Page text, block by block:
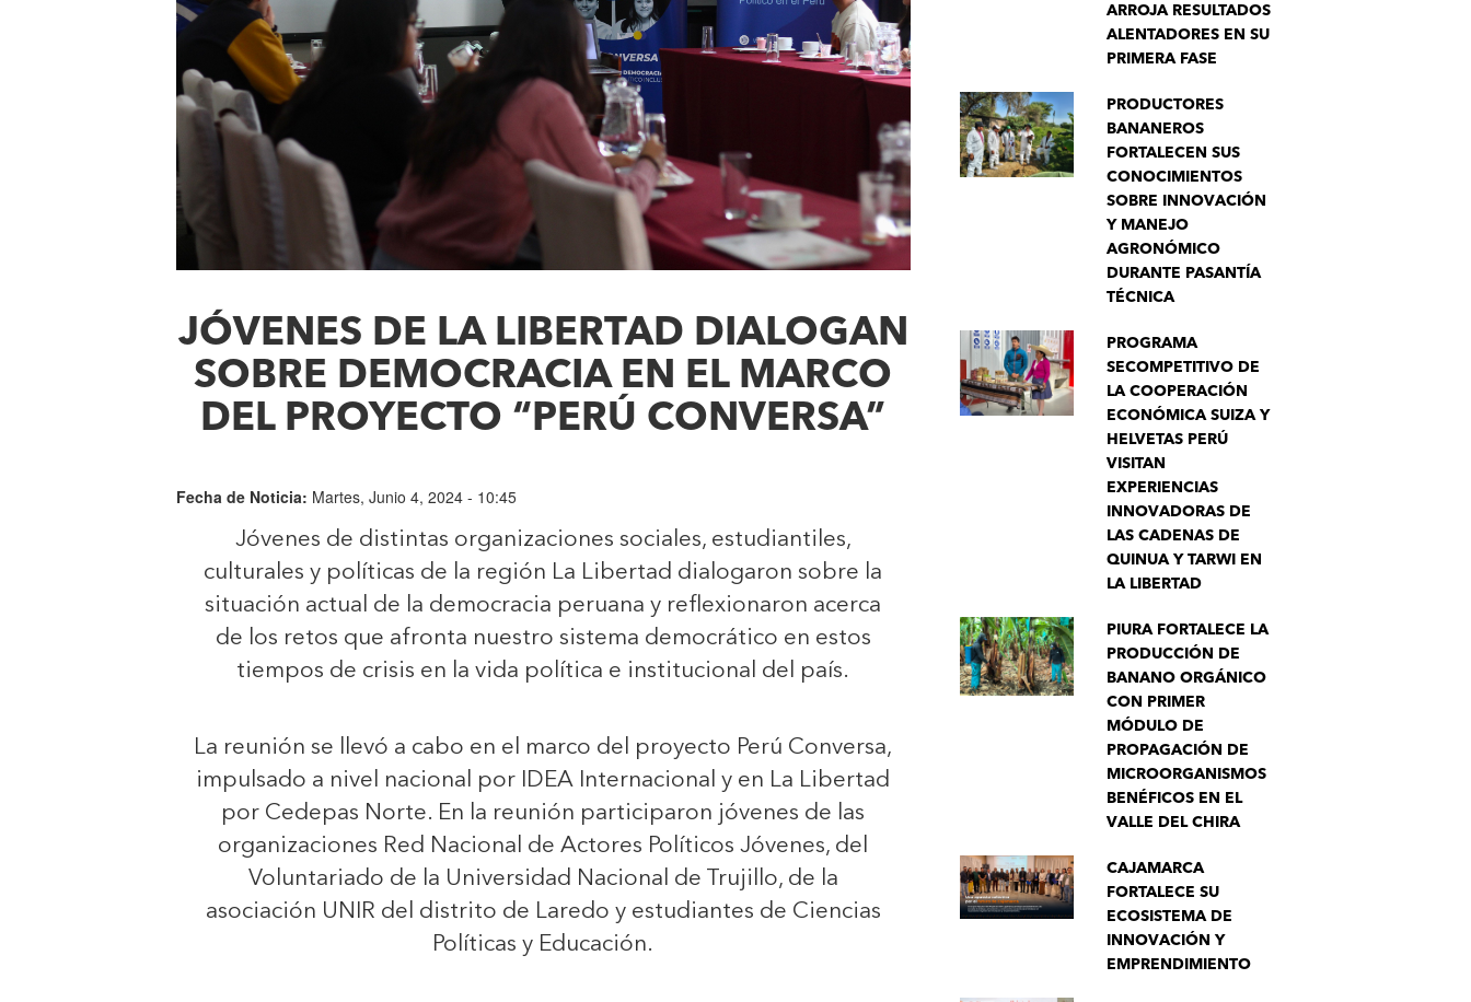
JÓVENES DE LA LIBERTAD DIALOGAN
SOBRE DEMOCRACIA EN EL MARCO
DEL PROYECTO “PERÚ CONVERSA”
Fecha de Noticia: Martes, Junio 4, 2024 - 10:45
Jóvenes de distintas organizaciones sociales, estudiantiles,
culturales y políticas de la región La Libertad dialogaron sobre la
situación actual de la democracia peruana y reflexionaron acerca
de los retos que afronta nuestro sistema democrático en estos
tiempos de crisis en la vida política e institucional del país.
La reunión se llevó a cabo en el marco del proyecto Perú Conversa,
impulsado a nivel nacional por IDEA Internacional y en La Libertad
por Cedepas Norte. En la reunión participaron jóvenes de las
organizaciones Red Nacional de Actores Políticos Jóvenes, del
Voluntariado de la Universidad Nacional de Trujillo, de la
asociación UNIR del distrito de Laredo y estudiantes de Ciencias
Políticas y Educación.
ARROJA RESULTADOS
ALENTADORES EN SU
PRIMERA FASE
PRODUCTORES
BANANEROS
FORTALECEN SUS
CONOCIMIENTOS
SOBRE INNOVACIÓN
Y MANEJO
AGRONÓMICO
DURANTE PASANTÍA
TÉCNICA
PROGRAMA
SECOMPETITIVO DE
LA COOPERACIÓN
ECONÓMICA SUIZA Y
HELVETAS PERÚ
VISITAN
EXPERIENCIAS
INNOVADORAS DE
LAS CADENAS DE
QUINUA Y TARWI EN
LA LIBERTAD
PIURA FORTALECE LA
PRODUCCIÓN DE
BANANO ORGÁNICO
CON PRIMER
MÓDULO DE
PROPAGACIÓN DE
MICROORGANISMOS
BENÉFICOS EN EL
VALLE DEL CHIRA
CAJAMARCA
FORTALECE SU
ECOSISTEMA DE
INNOVACIÓN Y
EMPRENDIMIENTO